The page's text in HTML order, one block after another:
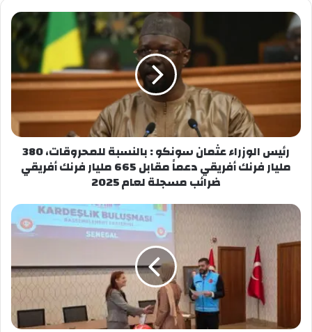
المستمر.
وعُقد هذا الاجتماع بحضور النائب الأول للمندوب،
السيد حسن انجاي، والنائب الثاني السيد محمد منصور
انجاي، والأمين الدائم، السفير شيخ عبده انجاي،
ومفتش الخدمات في وزارة الخارجية، السفير بوبكر صو.
شارك هذا الموضوع:
فيس بوك X
معجب بهذه:
رئيس الوزراء عثمان سونكو : بالنسبة للمحروقات، 380
مليار فرنك أفريقي دعماً مقابل 665 مليار فرنك أفريقي
ضرائب مسجلة لعام 2025